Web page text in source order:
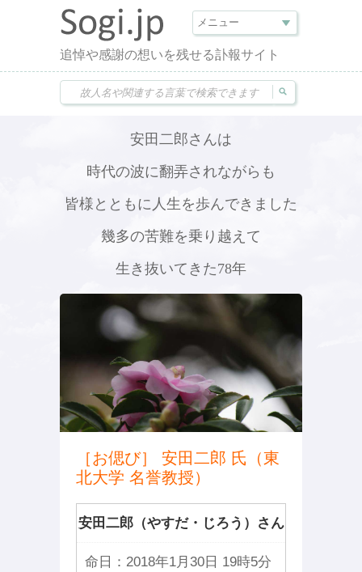
追悼や感謝の想いを残せる訃報サイト
安田二郎さんは
時代の波に翻弄されながらも
皆様とともに人生を歩んできました
幾多の苦難を乗り越えて
生き抜いてきた78年
［お偲び］ 安田二郎 氏（東
北大学 名誉教授）
安田二郎（やすだ・じろう）さん
命日： 2018年1月30日 19時5分